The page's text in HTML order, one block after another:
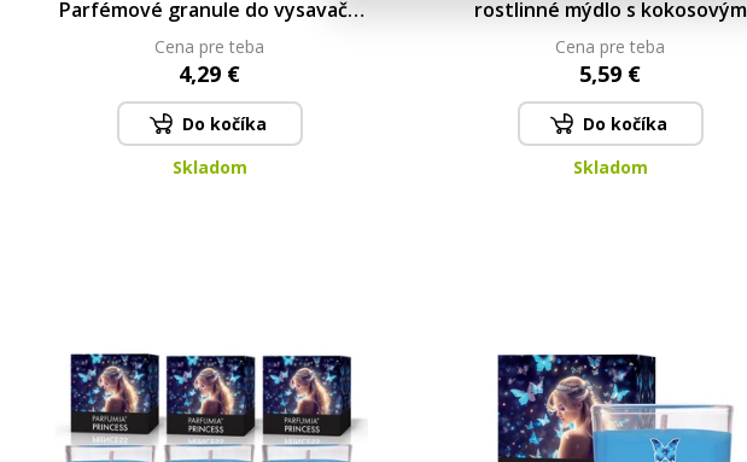
Parfémové granule do vysavače
| PRINCESS | 35 ml
Cena pre teba
4,29 €
Do kočíka
Skladom
rostlinné mýdlo s kokosovým
olejem & glycerinem | 85 g 85 g
Cena pre teba
5,59 €
Do kočíka
Skladom